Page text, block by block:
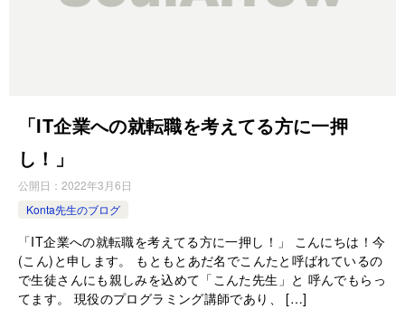
「IT企業への就転職を考えてる方に一押
し！」
公開日： 2022年3月6日
Konta先生のブログ
「IT企業への就転職を考えてる方に一押し！」 こんにちは！今
(こん)と申します。 もともとあだ名でこんたと呼ばれているの
で生徒さんにも親しみを込めて「こんた先生」と 呼んでもらっ
てます。 現役のプログラミング講師であり、 […]